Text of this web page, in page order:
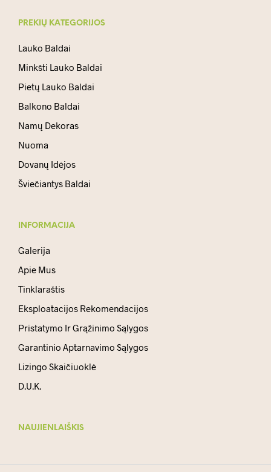
PREKIŲ KATEGORIJOS
Lauko Baldai
Minkšti Lauko Baldai
Pietų Lauko Baldai
Balkono Baldai
Namų Dekoras
Nuoma
Dovanų Idėjos
Šviečiantys Baldai
INFORMACIJA
Galerija
Apie Mus
Tinklaraštis
Eksploatacijos Rekomendacijos
Pristatymo Ir Grąžinimo Sąlygos
Garantinio Aptarnavimo Sąlygos
Lizingo Skaičiuoklė
D.U.K.
NAUJIENLAIŠKIS